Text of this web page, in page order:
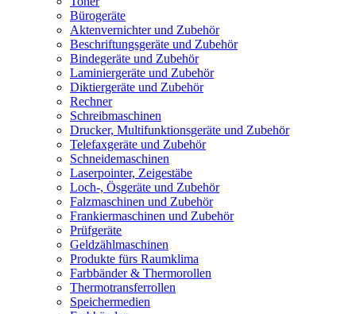
Bürogeräte
Aktenvernichter und Zubehör
Beschriftungsgeräte und Zubehör
Bindegeräte und Zubehör
Laminiergeräte und Zubehör
Diktiergeräte und Zubehör
Rechner
Schreibmaschinen
Drucker, Multifunktionsgeräte und Zubehör
Telefaxgeräte und Zubehör
Schneidemaschinen
Laserpointer, Zeigestäbe
Loch-, Ösgeräte und Zubehör
Falzmaschinen und Zubehör
Frankiermaschinen und Zubehör
Prüfgeräte
Geldzählmaschinen
Produkte fürs Raumklima
Farbbänder & Thermorollen
Thermotransferrollen
Speichermedien